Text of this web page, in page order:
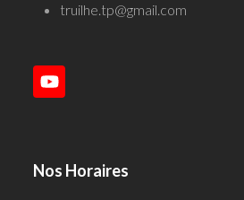
truilhe.tp@gmail.com
YouTube
Nos Horaires